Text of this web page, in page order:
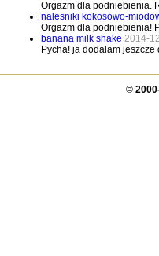
Orgazm dla podniebienia.
nalesniki kokosowo-
Orgazm dla podniebienia!
banana milk shake 2014-
Pycha! ja dodałam
©